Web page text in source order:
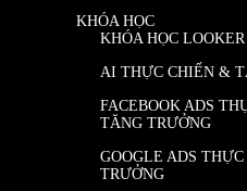
KHÓA HỌC
KHÓA HỌC
AI THỰC CHIẾN &
FACEBOOK ADS
TĂNG TRƯỞNG
GOOGLE ADS
TRƯỞNG